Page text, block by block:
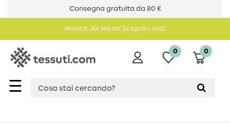
Consegna gratuita da 80 €
Novità: Air Mesh! Scoprilo ora!
☰
0 0